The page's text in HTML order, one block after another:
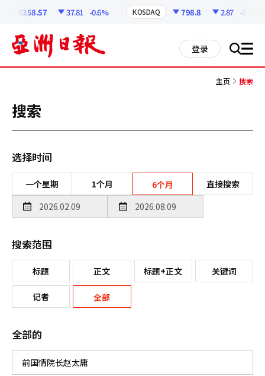
6258.57 37.81 -0.6% KOSDAQ 798.8 2.87 -0.36%
登录 搜 all
主页 搜索
搜索
选择时间
一个星期 1个月 6个月 直接搜索
搜索范围
标题 正文 标题+正文 关键词
记者 全部
全部的